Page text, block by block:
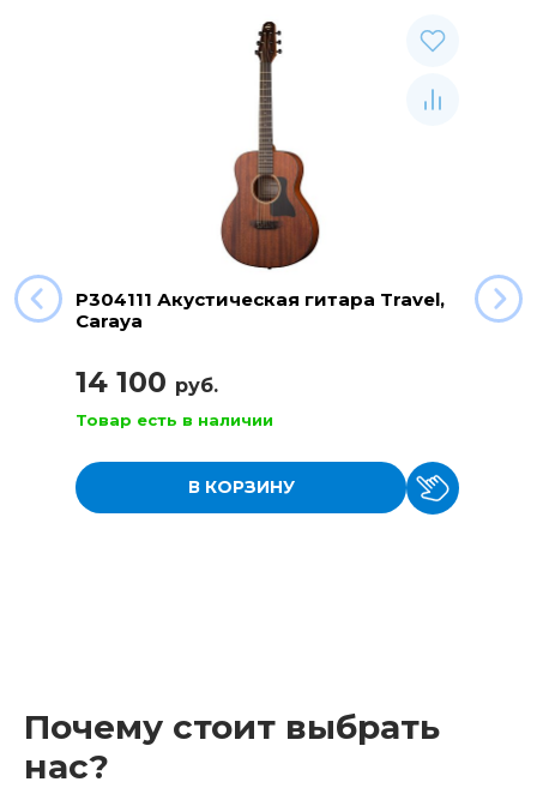
P304111 Акустическая гитара Travel,
Caraya
14 100 руб.
Товар есть в наличии
В КОРЗИНУ
Почему стоит выбрать
нас?